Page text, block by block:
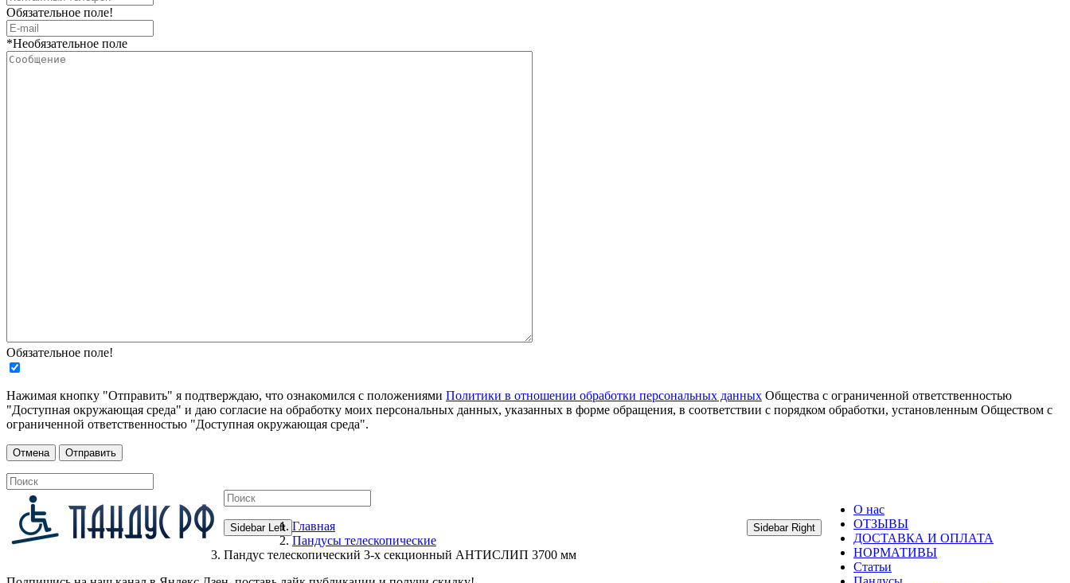
Обязательное поле!
*Необязательное поле
Обязательное поле!
Нажимая кнопку "Отправить" я подтверждаю, что ознакомился с положениями Политики в отношении обработки персональных данных Общества с ограниченной ответственностью
"Доступная окружающая среда" и даю согласие на обработку моих персональных данных, указанных в форме обращения, в соответствии с порядком обработки, установленным Обществом с
ограниченной ответственностью "Доступная окружающая среда".
О нас
ОТЗЫВЫ
ДОСТАВКА И ОПЛАТА
НОРМАТИВЫ
Статьи
Sidebar Left Sidebar Right
Главная
Пандусы телескопические
Пандус телескопический 3-х секционный АНТИСЛИП 3700 мм